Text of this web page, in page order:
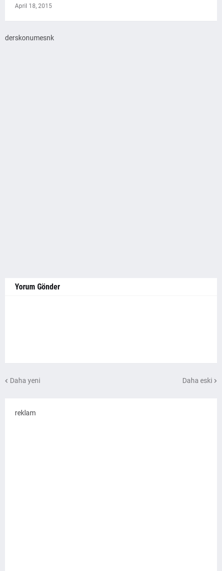
April 18, 2015
derskonumesnk
Yorum Gönder
Daha yeni Daha eski
reklam